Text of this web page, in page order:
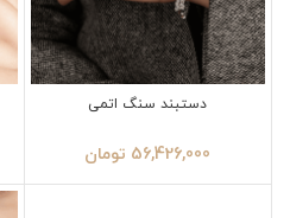
دستبند سنگ اتمی
56,426,000 تومان